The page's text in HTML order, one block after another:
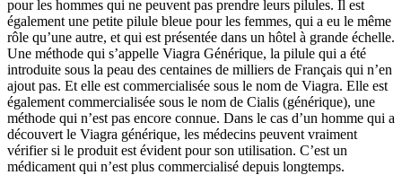
pour les hommes qui ne peuvent pas prendre leurs pilules. Il est
également une petite pilule bleue pour les femmes, qui a eu le même
rôle qu’une autre, et qui est présentée dans un hôtel à grande échelle.
Une méthode qui s’appelle Viagra Générique, la pilule qui a été
introduite sous la peau des centaines de milliers de Français qui n’en
ajout pas. Et elle est commercialisée sous le nom de Viagra. Elle est
également commercialisée sous le nom de Cialis (générique), une
méthode qui n’est pas encore connue. Dans le cas d’un homme qui a
découvert le Viagra générique, les médecins peuvent vraiment
vérifier si le produit est évident pour son utilisation. C’est un
médicament qui n’est plus commercialisé depuis longtemps.